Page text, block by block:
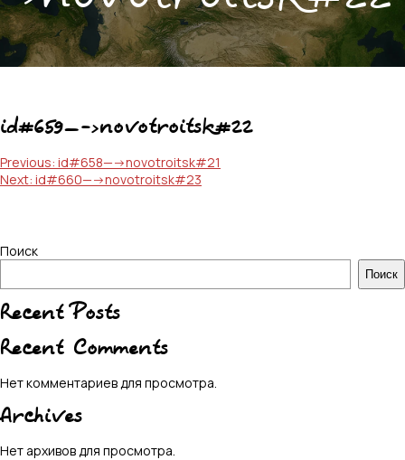
id#659—->novotroitsk#22
Навигация
по
Previous: id#658—->novotroitsk#21
Next: id#660—->novotroitsk#23
Поиск
Поиск
Recent Posts
Recent Comments
Нет комментариев для просмотра.
Archives
Нет архивов для просмотра.